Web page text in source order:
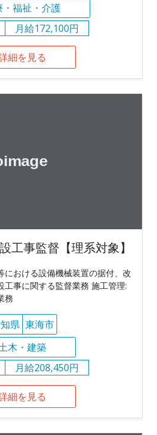
・福祉・介護
月給172,100円
細を見る
工事監督【理系対象】
における設備機械装置の据付、改
工事に関する監督業務 施工管理:
務
県 東海市
木・建築
月給208,450円
細を見る